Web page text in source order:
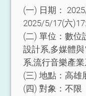
(一) 日期：
2025/5/17(六
(二) 單位：數位
設計系,多媒體
系,流行音樂產
(三) 地點：高雄
(四) 對象：不限